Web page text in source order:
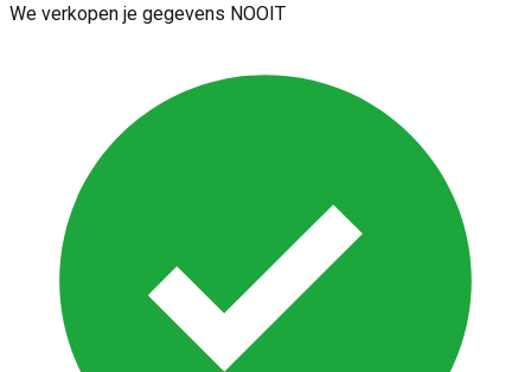
We verkopen je gegevens NOOIT